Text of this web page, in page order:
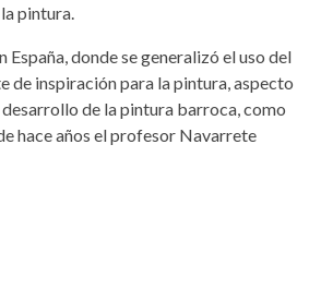
pintura.
España, donde se generalizó el uso del
de inspiración para la pintura, aspecto
de la pintura barroca, como
hace años el profesor Navarrete